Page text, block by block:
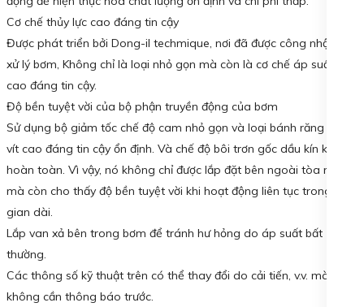
Cơ chế thủy lực cao đáng tin cậy
Được phát triển bởi Dong-il techmique, nơi đã được công nhận để
xử lý bơm, Không chỉ là loại nhỏ gọn mà còn là cơ chế áp suất dầu
cao đáng tin cậy.
Độ bền tuyệt vời của bộ phận truyền động của bơm
Sử dụng bộ giảm tốc chế độ cam nhỏ gọn và loại bánh răng trục
vít cao đáng tin cậy ổn định. Và chế độ bôi trơn gốc dầu kín khí
hoàn toàn. Vì vậy, nó không chỉ được lắp đặt bên ngoài tòa nhà
mà còn cho thấy độ bền tuyệt vời khi hoạt động liên tục trong thời
gian dài.
Lắp van xả bên trong bơm để tránh hư hỏng do áp suất bất
thường.
Các thông số kỹ thuật trên có thể thay đổi do cải tiến, v.v. mà
không cần thông báo trước.